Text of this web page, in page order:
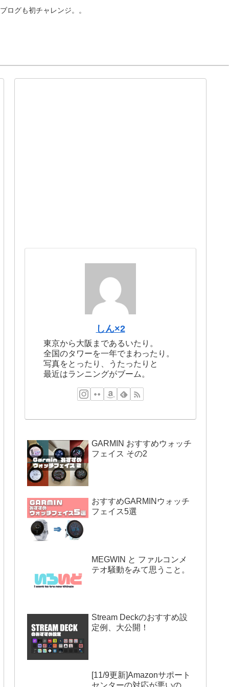
ログも初チャレンジ。。
しん×2
東京から大阪まであるいたり。
全国のタワーを一年でまわったり。
写真をとったり、うたったりと
最近はランニングがブーム。
GARMIN おすすめウォッチ
フェイス その2
おすすめGARMINウォッチ
フェイス5選
MEGWIN と ファルコンメ
テオ騒動をみて思うこと。
Stream Deckのおすすめ設
定例、大公開！
[11/9更新]Amazonサポート